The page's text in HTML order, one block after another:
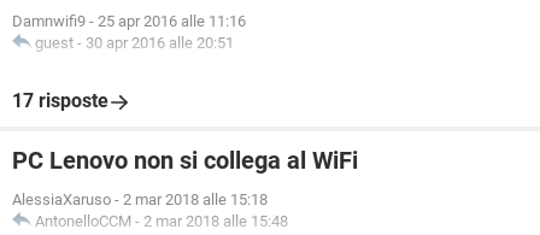
Damnwifi9 - 25 apr 2016 alle 11:16
guest - 30 apr 2016 alle 20:51
17 risposte
PC Lenovo non si collega al WiFi
AlessiaXaruso - 2 mar 2018 alle 15:18
AntonelloCCM - 2 mar 2018 alle 15:48